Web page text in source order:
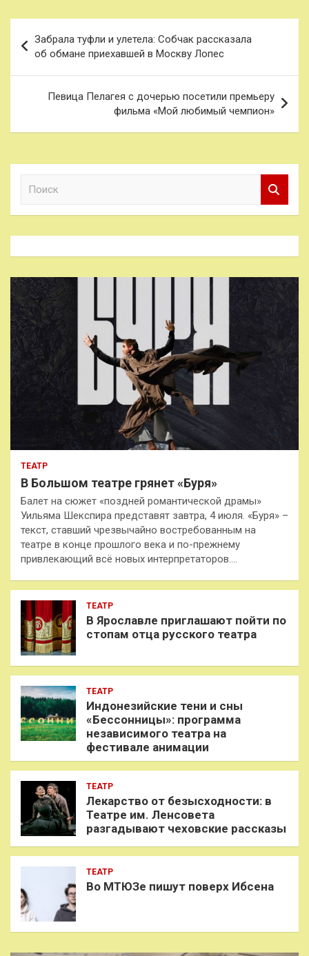
по
записям
Забрала туфли и улетела: Собчак рассказала
об обмане приехавшей в Москву Лопес
Певица Пелагея с дочерью посетили премьеру
фильма «Мой любимый чемпион»
к
ТЕАТР
В Большом театре грянет «Буря»
Балет на сюжет «поздней романтической драмы»
Уильяма Шекспира представят завтра, 4 июля. «Буря» –
текст, ставший чрезвычайно востребованным на
театре в конце прошлого века и по-прежнему
привлекающий всё новых интерпретаторов.…
ТЕАТР
В Ярославле приглашают пойти по
стопам отца русского театра
ТЕАТР
Индонезийские тени и сны
«Бессонницы»: программа
независимого театра на
фестивале анимации
ТЕАТР
Лекарство от безысходности: в
Театре им. Ленсовета
разгадывают чеховские рассказы
ТЕАТР
Во МТЮЗе пишут поверх Ибсена